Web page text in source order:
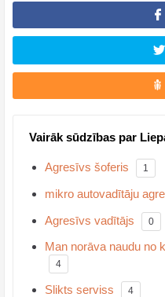
Vairāk sūdzības par
Agresīvs šoferis 1
mikro autovadītāju
Agresīvs vadītājs 0
Man norāva naudu no
4
Slikts serviss 4